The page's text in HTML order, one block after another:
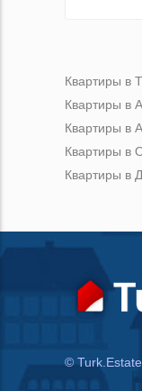
Квартиры в
Квартиры в
Квартиры в
Квартиры в
Квартиры в
©